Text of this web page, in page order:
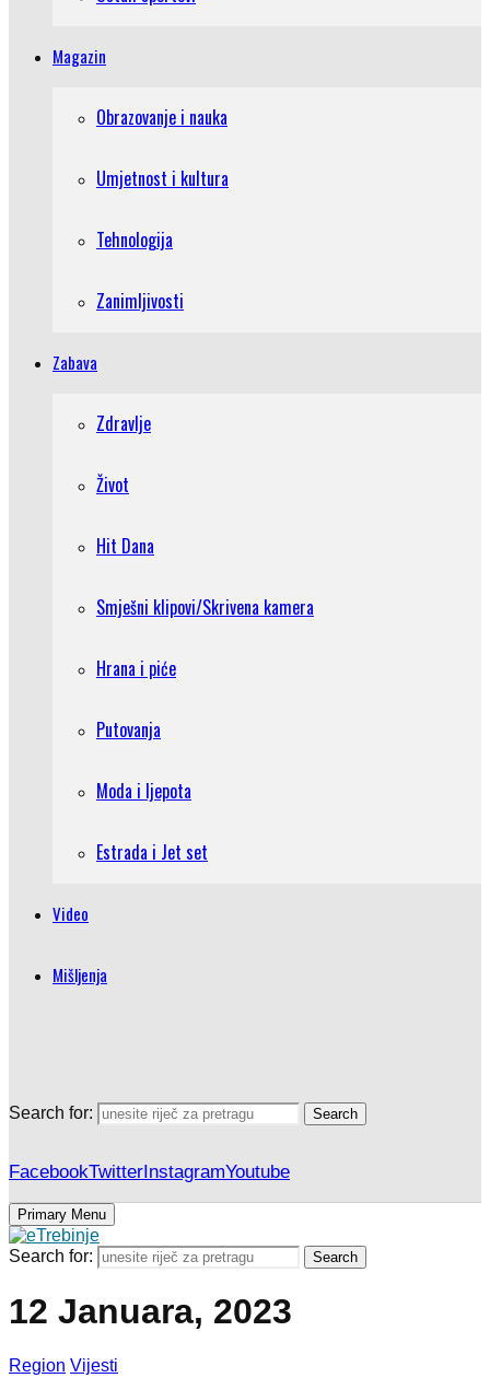
Magazin
Obrazovanje i nauka
Umjetnost i kultura
Tehnologija
Zanimljivosti
Zabava
Zdravlje
Život
Hit Dana
Smješni klipovi/Skrivena kamera
Hrana i piće
Putovanja
Moda i ljepota
Estrada i Jet set
Video
Mišljenja
Search for: Search
FacebookTwitterInstagramYoutube
Primary Menu
Search for: Search
12 Januara, 2023
Region Vijesti